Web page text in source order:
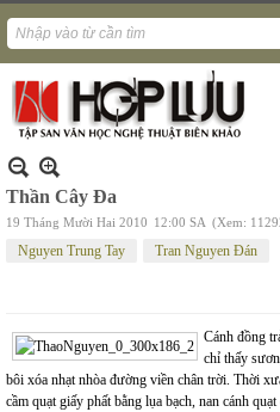
Thần Cây Đa
19 Tháng Mười Hai 2010 12:00 SA (Xem:
Nguyen Trung Tay Tran Nguyen Đán
Cánh đồng
chỉ thấy
bôi xóa nhạt nhòa đường viền chân trời. Thời
cầm quạt giấy phất bằng lụa bạch, nan cánh